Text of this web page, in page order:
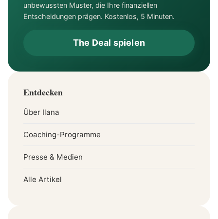
unbewussten Muster, die Ihre finanziellen
Entscheidungen prägen. Kostenlos, 5 Minuten.
The Deal spielen
Entdecken
Über Ilana
Coaching-Programme
Presse & Medien
Alle Artikel